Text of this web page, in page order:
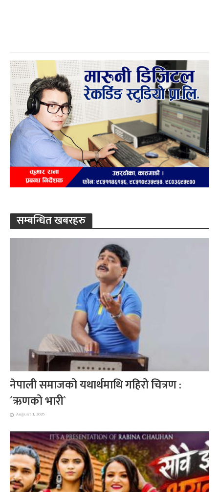
सम्बन्धित खबरहरु
नेपाली समाजको यथार्थमाथि गहिरो चित्रण :
´ऋणको भारी`
August 1, 2026